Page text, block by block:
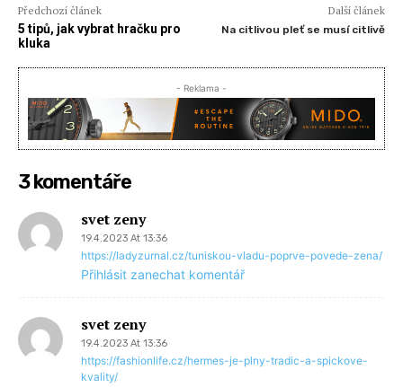
Předchozí článek
5 tipů, jak vybrat hračku pro
kluka
Další článek
Na citlivou pleť se musí citlivě
- Reklama -
3 komentáře
svet zeny
19.4.2023 At 13:36
https://ladyzurnal.cz/tuniskou-vladu-poprve-povede-zena/
Přihlásit zanechat komentář
svet zeny
19.4.2023 At 13:36
https://fashionlife.cz/hermes-je-plny-tradic-a-spickove-
kvality/